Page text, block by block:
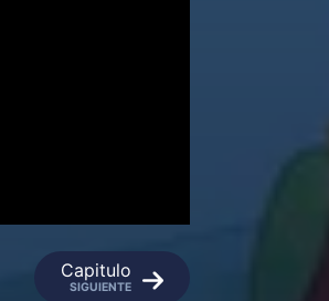
Capitulo
SIGUIENTE